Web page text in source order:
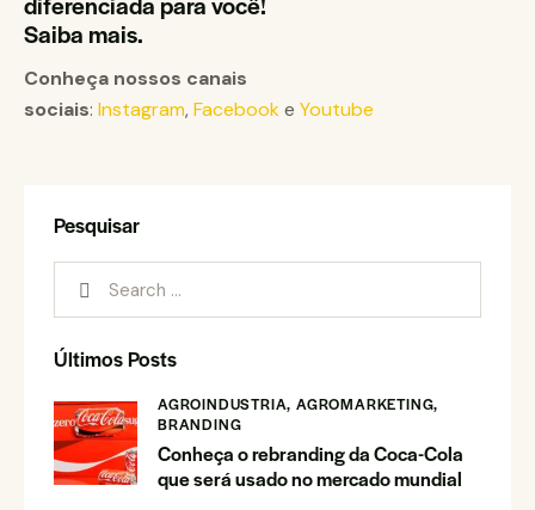
Saiba mais.
Conheça nossos canais
sociais: Instagram, Facebooke Youtube
Pesquisar
Últimos Posts
AGROINDUSTRIA,AGROMARKETING,
BRANDING
Conheça o rebranding da Coca-Cola
que será usado no mercado mundial